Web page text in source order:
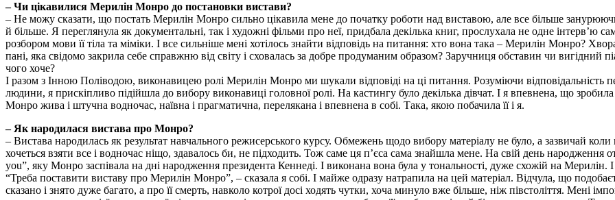
– Чи цікавилися Мерилін Монро до постановки вистави?
– Не можу сказати, що постать Мерилін Монро сильно цікавила мене до початку роботи над виставою, але все більше
й більше. Я переглянула як документальні, так і художні фільми про неї, придбала декілька книг, прослухала не одне інтерв’ю
розбором мови її тіла та міміки. І все сильніше мені хотілось знайти відповідь на питання: хто вона така – Мерилін Монро?
пані, яка свідомо закрила себе справжню від світу і сховалась за добре продуманим образом? Заручниця обставин чи
чого хоче?
І разом з Інною Поліводою, виконавицею ролі Мерилін Монро ми шукали відповіді на ці питання. Розуміючи відповідальність
людини, я прискіпливо підійшла до вибору виконавиці головної ролі. На кастингу було декілька дівчат. І я впевнена, що
Монро жива і штучна водночас, наївна і прагматична, перелякана і впевнена в собі. Така, якою побачила її і я.
– Як народилася вистава про Монро?
– Вистава народилась як результат навчального режисерського курсу. Обмежень щодо вибору матеріалу не було, а зазвичай
хочеться взяти все і водночас ніщо, здавалось би, не підходить. Тож саме ця п’єса сама знайшла мене. На свій день народження
you”, яку Монро заспівала на дні народження президента Кеннеді. І виконана вона була у тональності, дуже схожій на Мерилін. І
“Треба поставити виставу про Мерилін Монро”, – сказала я собі. І майже одразу натрапила на цей матеріал. Відчула, що
сказано і знято дуже багато, а про її смерть, навколо котрої досі ходять чутки, хоча минуло вже більше, ніж півстоліття. Мені